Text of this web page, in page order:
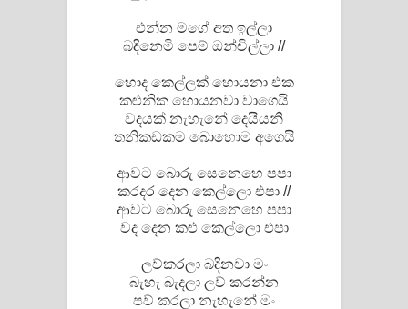
එන්න මගේ අත ඉල්ලා
බදිනෙමි පෙම් ඔන්චිල්ලා //
හොද කෙල්ලක් හොයනා එක
කළුනික හොයනවා වාගෙයි
වදයක් නැහැනේ දෙයියනි
තනිකඩකම බොහොම අගෙයි
ආවට බොරු සෙනෙහෙ පපා
කරදර දෙන කෙල්ලො එපා //
ආවට බොරු සෙනෙහෙ පපා
වද දෙන කළු කෙල්ලො එපා
ලව්කරලා බදිනවා මං
බැහැ බැදලා ලව් කරන්න
පව් කරලා නැහැනේ මං